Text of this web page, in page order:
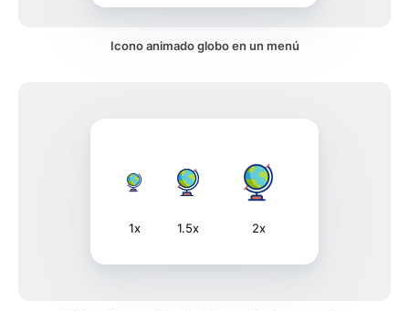
Icono animado globo en un menú
1x 1.5x 2x